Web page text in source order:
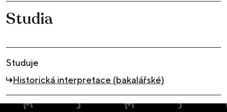
Studia
Studuje
Historická interpretace (bakalářské)